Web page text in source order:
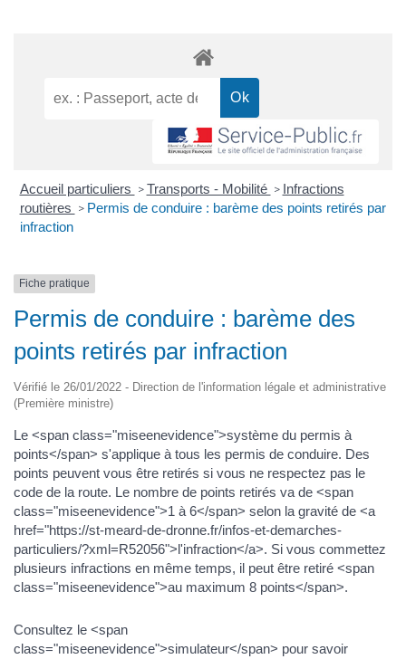
Accueil particuliers > Transports - Mobilité > Infractions
routières > Permis de conduire : barème des points retirés par
infraction
Fiche pratique
Permis de conduire : barème des
points retirés par infraction
Vérifié le 26/01/2022 - Direction de l'information légale et administrative
(Première ministre)
Le <span class="miseenevidence">système du permis à
points</span> s'applique à tous les permis de conduire. Des
points peuvent vous être retirés si vous ne respectez pas le
code de la route. Le nombre de points retirés va de <span
class="miseenevidence">1 à 6</span> selon la gravité de <a
href="https://st-meard-de-dronne.fr/infos-et-demarches-
particuliers/?xml=R52056">l'infraction</a>. Si vous commettez
plusieurs infractions en même temps, il peut être retiré <span
class="miseenevidence">au maximum 8 points</span>.
Consultez le <span
class="miseenevidence">simulateur</span> pour savoir